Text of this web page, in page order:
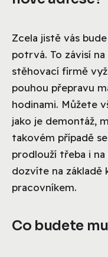
Zcela jistě vás
potrvá. To závisí
stěhovací firmě
pouhou přepravu
hodinami. Můžete
jako je demontáž,
takovém případě
prodlouží třeba i
dozvíte na základě
pracovníkem.
Co budete